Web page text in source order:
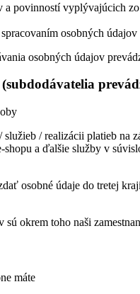
povinností vyplývajúcich
osobných
osobných údajov
/ realizácii platieb na
a ďalšie služby v
osobné údaje do tretej
sú okrem toho naši
máte